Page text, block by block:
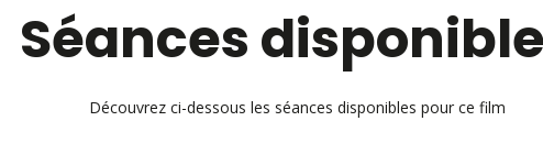
Séances
Découvrez ci-dessous les séances disponibles pour ce film